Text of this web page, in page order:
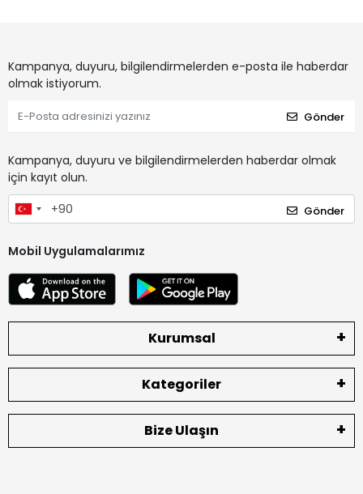
Kampanya, duyuru, bilgilendirmelerden e-posta ile haberdar
olmak istiyorum.
Gönder
Kampanya, duyuru ve bilgilendirmelerden haberdar olmak
için kayıt olun.
Gönder
Mobil Uygulamalarımız
Kurumsal
Kategoriler
Bize Ulaşın